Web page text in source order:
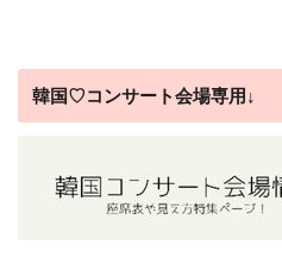
韓国♡コンサート会場専用↓